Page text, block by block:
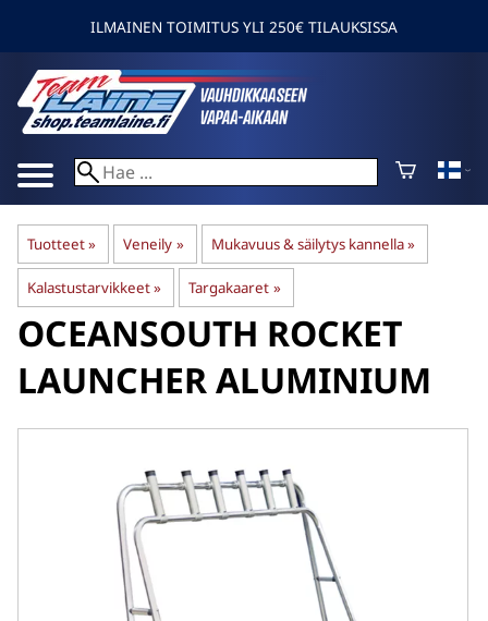
ILMAINEN TOIMITUS YLI 250€ TILAUKSISSA
Tuotteet‪» Veneily ‪» Mukavuus & säilytys kannella‪»
Kalastustarvikkeet‪» Targakaaret ‪»
OCEANSOUTH ROCKET
LAUNCHER ALUMINIUM